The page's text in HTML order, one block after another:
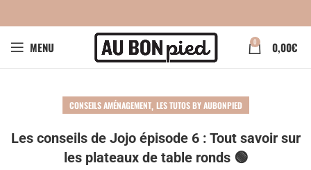
MENU 0 0,00€
CONSEILS AMÉNAGEMENT, LES TUTOS BY AUBONPIED
Les conseils de Jojo épisode 6 : Tout savoir sur
les plateaux de table ronds 🟢